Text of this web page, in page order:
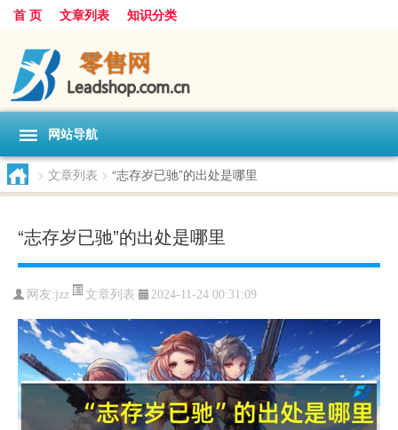
首 页 文章列表 知识分类
网站导航
> 文章列表 > “志存岁已驰”的出处是哪里
“志存岁已驰”的出处是哪里
网友:jzz 文章列表 2024-11-24 00:31:09